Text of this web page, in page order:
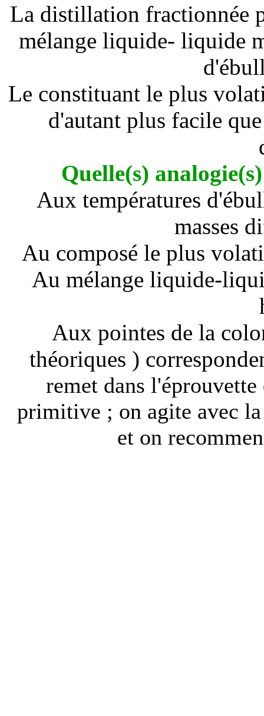
La distillation fractionnée
mélange liquide- liquide
Le constituant le plus
d'autant plus facile
Quelle(s)
Aux températures
masses
Au composé le plus
Au mélange liquide-
Aux pointes de la
théoriques )
remet dans
primitive ; on agite avec la
et on